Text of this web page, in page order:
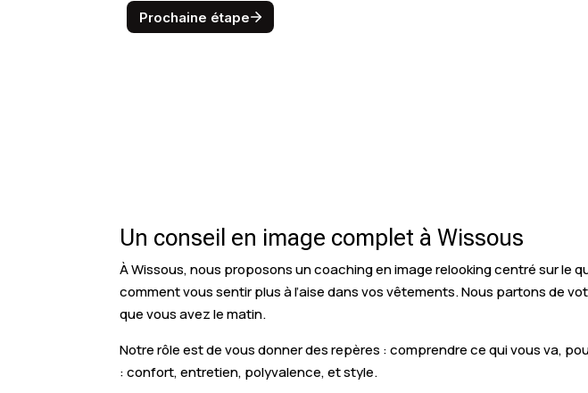
Un conseil en image complet à Wissous
À Wissous, nous proposons un coaching en image relooking centré sur
comment vous sentir plus à l’aise dans vos vêtements. Nous partons de
que vous avez le matin.
Notre rôle est de vous donner des repères : comprendre ce qui vous va,
: confort, entretien, polyvalence, et style.